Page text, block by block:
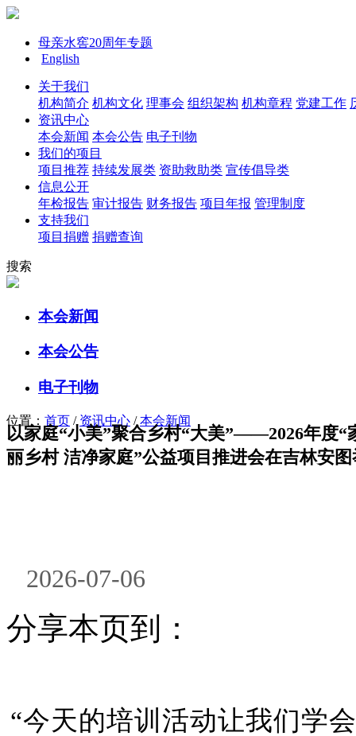
母亲水窖20周年专题
English
关于我们
机构简介 机构文化 理事会 组织架构 机构章程 党建工作
资讯中心
本会新闻 本会公告 电子刊物
我们的项目
项目推荐 持续发展类 资助救助类 宣传倡导类
信息公开
年检报告 审计报告 财务报告 项目年报 管理制度
支持我们
项目捐赠 捐赠查询
搜索
本会新闻
本会公告
电子刊物
位置： 首页 / 资讯中心 /本会新闻
以家庭“小美”聚合乡村“大美”——2026年度
丽乡村 洁净家庭”公益项目推进会在吉林安
2026-07-06
分享本页到：
“今天的培训活动让我们学